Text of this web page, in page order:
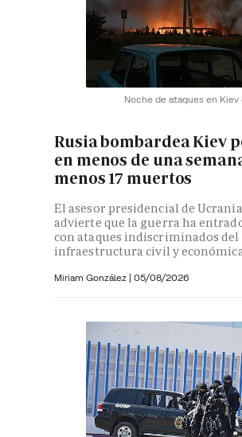
Noche de ataques en Kiev
Rusia bombardea Kiev
en menos de una
menos 17 muertos
El asesor presidencial de
advierte que la guerra ha
con ataques indiscriminados
infraestructura civil y
Miriam González | 05/08/2026